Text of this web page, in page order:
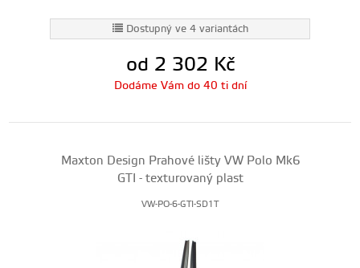
Dostupný ve 4 variantách
od 2 302 Kč
Dodáme Vám do 40 ti dní
Maxton Design Prahové lišty VW Polo Mk6
GTI - texturovaný plast
VW-PO-6-GTI-SD1T